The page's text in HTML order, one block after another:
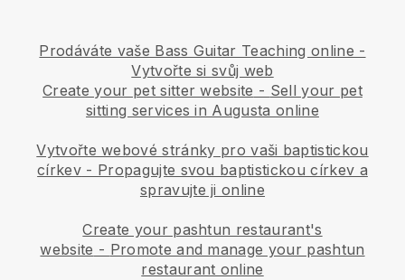
Prodáváte vaše Bass Guitar Teaching online -
Vytvořte si svůj web
Create your pet sitter website - Sell your pet
sitting services in Augusta online
Vytvořte webové stránky pro vaši baptistickou
církev - Propagujte svou baptistickou církev a
spravujte ji online
Create your pashtun restaurant's
website - Promote and manage your pashtun
restaurant online